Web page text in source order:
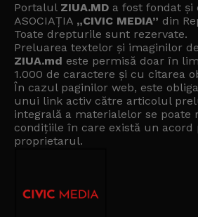
Portalul ZIUA.MD a fost fondat și
ASOCIAȚIA „CIVIC MEDIA” din
Toate drepturile sunt rezervate.
Preluarea textelor și imaginilor
ZIUA.md este permisă doar în
1.000 de caractere și cu citarea
În cazul paginilor web, este
unui link activ către articolul
integrală a materialelor se poate
condițiile în care există un acord
proprietarul.